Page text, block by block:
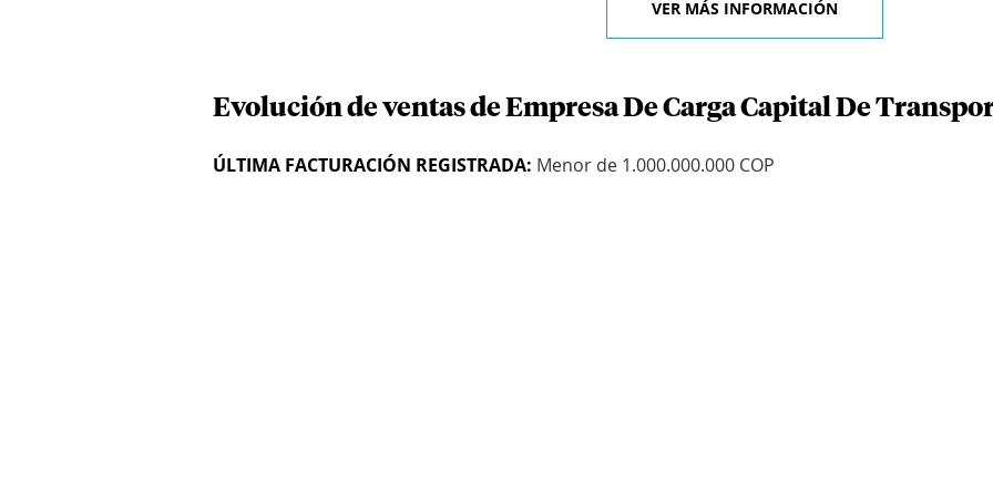
VER MÁS INFORMACIÓN
Evolución de ventas de Empresa De Carga Capital De
ÚLTIMA FACTURACIÓN REGISTRADA: Menor de 1.000.000.000 COP